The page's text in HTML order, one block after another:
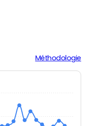
Méthodologie